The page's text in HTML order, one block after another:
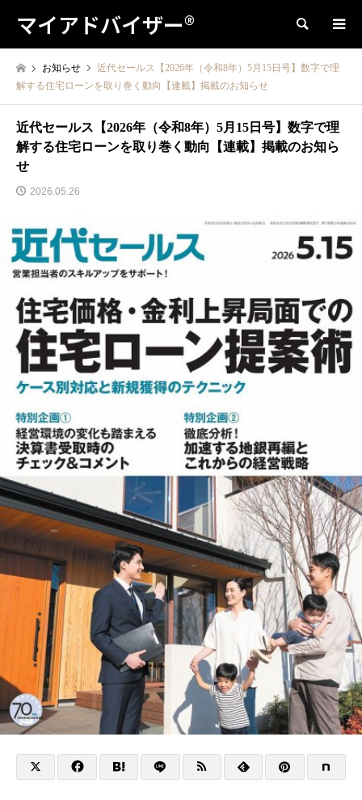
マイアドバイザー® 検索
お知らせ
近代セールス【2026年（令和8年）5月15日号】数字で理
解する住宅ローンを取り巻く動向【連載】掲載のお知らせ
近代セールス【2026年（令和8年）5月15日号】数字で理
解する住宅ローンを取り巻く動向【連載】掲載のお知ら
せ
2026.05.26